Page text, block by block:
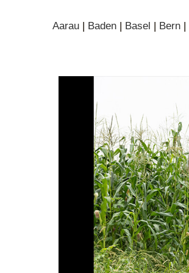
Aarau | Baden | Basel | Bern |